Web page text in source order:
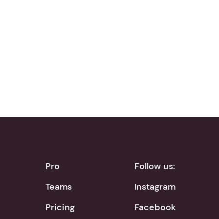
Pro
Teams
Pricing
Follow us:
Instagram
Facebook